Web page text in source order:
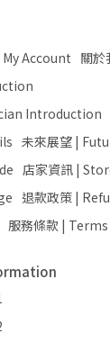
Account 關於
Introduction
未來展望 |
店家資訊 |
退款政策 |
服務條款 |